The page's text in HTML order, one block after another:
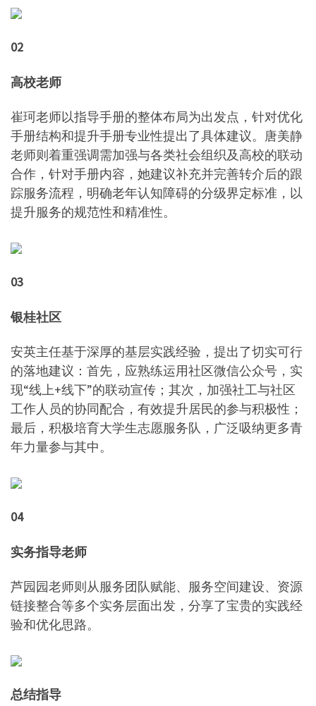
02
高校老师
崔珂老师以指导手册的整体布局为出发点，针对优化
手册结构和提升手册专业性提出了具体建议。唐美静
老师则着重强调需加强与各类社会组织及高校的联动
合作，针对手册内容，她建议补充并完善转介后的跟
踪服务流程，明确老年认知障碍的分级界定标准，以
提升服务的规范性和精准性。
03
银桂社区
安英主任基于深厚的基层实践经验，提出了切实可行
的落地建议：首先，应熟练运用社区微信公众号，实
现“线上+线下”的联动宣传；其次，加强社工与社区
工作人员的协同配合，有效提升居民的参与积极性；
最后，积极培育大学生志愿服务队，广泛吸纳更多青
年力量参与其中。
04
实务指导老师
芦园园老师则从服务团队赋能、服务空间建设、资源
链接整合等多个实务层面出发，分享了宝贵的实践经
验和优化思路。
总结指导